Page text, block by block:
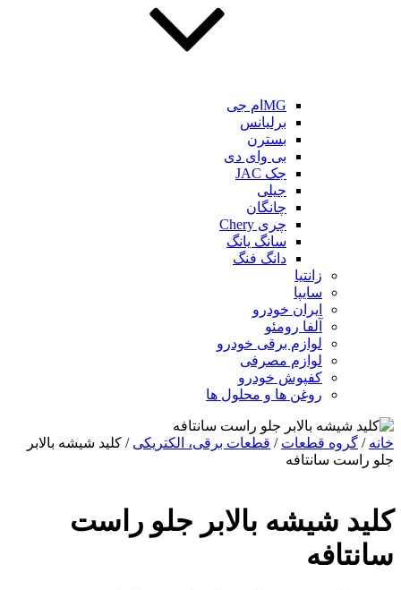
MGام جی
برلیانس
بسترن
بی وای دی
جک JAC
جیلی
چانگان
چری Chery
سانگ یانگ
دانگ فنگ
زانتیا
سایپا
ایران خودرو
آلفا رومئو
لوازم برقی خودرو
لوازم مصرفی
کفپوش خودرو
روغن ها و محلول ها
خانه / گروه قطعات / قطعات برقی، الکتریکی / کلید شیشه بالابر
جلو راست سانتافه
کلید شیشه بالابر جلو راست
سانتافه